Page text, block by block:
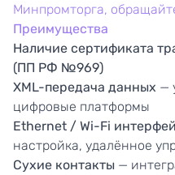
Минпромторга,
Преимущества
Наличие сертификата
(ПП РФ №969)
XML-передача данных —
цифровые платформы
Ethernet / Wi-Fi
настройка, удалённое
Сухие контакты —